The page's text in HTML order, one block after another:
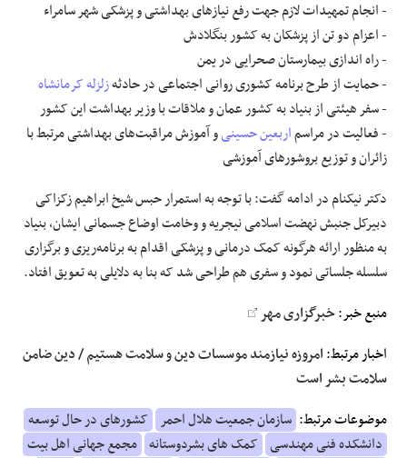
- انجام تمهیدات لازم جهت رفع نیازهای بهداشتی و پزشکی شهرسامراء
- اعزام دو تن از پزشکان به کشور بنگلادش
- راه اندازی بیمارستان صحرایی در یمن
- حمایت از طرح برنامه کشوری روانی اجتماعی در حادثهزلزله کرمانشاه
- سفر هیئتی از بنیاد به کشور عمان و ملاقات با وزیر بهداشت این کشور
- فعالیت در مراسماربعین حسینیو آموزش مراقبت‌های بهداشتی مرتبط با
زائران و توزیع بروشورهای آموزشی
دکتر نیکنام در ادامه گفت: با توجه به استمرار حبس شیخ ابراهیمزکزاکی
دبیرکل جنبش نهضت اسلامی نیجریه و وخامت اوضاع جسمانی ایشان، بنیاد
به منظور ارائه هرگونه کمک درمانی و پزشکی اقدام به برنامه‌ریزی و برگزاری
سلسله جلساتی نمود و سفری هم طراحی شد که بنا به دلایلی به تعویق افتاد.
منبع خبر:خبرگزاری مهر
اخبار مرتبط:امروزه نیازمند موسسات دین و سلامت هستیم / دین ضامن
سلامت بشر است
موضوعات مرتبط: سازمان جمعیت هلال احمر کشورهای در حال توسعه
دانشکده فنی مهندسی کمک های بشردوستانه مجمع جهانی اهل بیت